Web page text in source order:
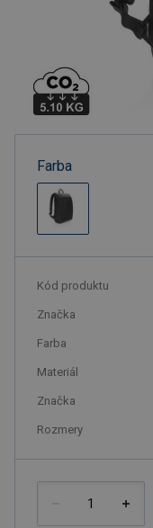
Farba
Kód produktu
Značka
Farba
Materiál
Značka
Rozmery